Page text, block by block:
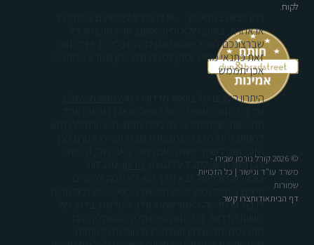
או אחרת, באופן שלא יחייב אותם. אך כמובן שככל
שברצונכם לוודא שאתם מגנים על נכסיכם, יש לכתוב
זאת כתנאי מחייב וניתן למנות גם נאמן שיוודא שהתנאי
אכן יתממש.
היתרון העצום של צוואות הדדיות הוא
הזוג השני לשתף פעולה עם רצונו. באופן זה, קל יותר
לבן הזוג השני לקבל על עצמו,
ומחויבויות וכפועל יוצא מכך הוא לא ינסה להערים
לו בת זוג חדשה לאחר שהיא תלך לעולמה. בדרך של
לקוח.
© 2026 קורל נורמן שבירו -
משרד עו"ד וגישור | כל הזכויות
שמורות
דף הביתאודותצרו קשר